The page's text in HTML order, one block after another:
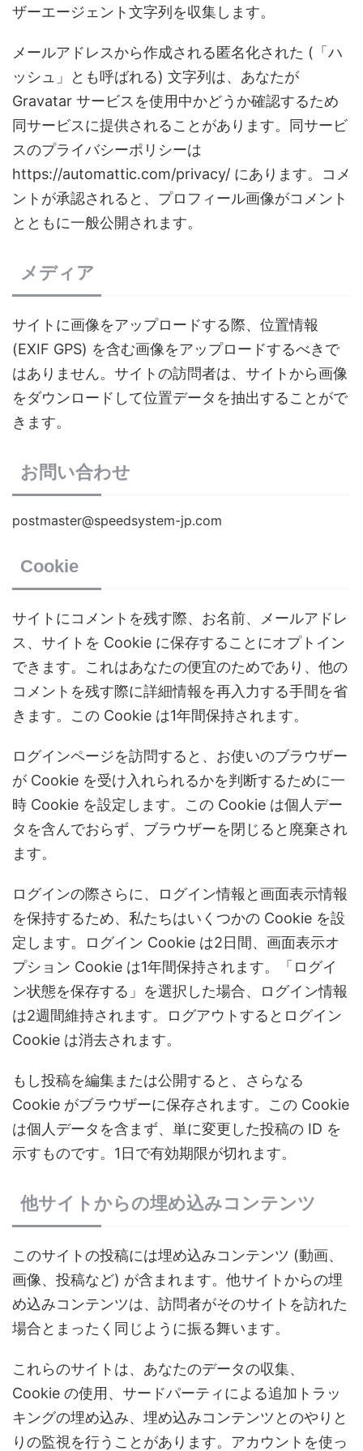
ザーエージェント文字列を収集します。
メールアドレスから作成される匿名化された (「ハ
ッシュ」とも呼ばれる) 文字列は、あなたが
Gravatar サービスを使用中かどうか確認するため
同サービスに提供されることがあります。同サービ
スのプライバシーポリシーは
https://automattic.com/privacy/ にあります。コメ
ントが承認されると、プロフィール画像がコメント
とともに一般公開されます。
メディア
サイトに画像をアップロードする際、位置情報
(EXIF GPS) を含む画像をアップロードするべきで
はありません。サイトの訪問者は、サイトから画像
をダウンロードして位置データを抽出することがで
きます。
お問い合わせ
postmaster@speedsystem-jp.com
Cookie
サイトにコメントを残す際、お名前、メールアドレ
ス、サイトを Cookie に保存することにオプトイン
できます。これはあなたの便宜のためであり、他の
コメントを残す際に詳細情報を再入力する手間を省
きます。この Cookie は1年間保持されます。
ログインページを訪問すると、お使いのブラウザー
が Cookie を受け入れられるかを判断するために一
時 Cookie を設定します。この Cookie は個人デー
タを含んでおらず、ブラウザーを閉じると廃棄され
ます。
ログインの際さらに、ログイン情報と画面表示情報
を保持するため、私たちはいくつかの Cookie を設
定します。ログイン Cookie は2日間、画面表示オ
プション Cookie は1年間保持されます。「ログイ
ン状態を保存する」を選択した場合、ログイン情報
は2週間維持されます。ログアウトするとログイン
Cookie は消去されます。
もし投稿を編集または公開すると、さらなる
Cookie がブラウザーに保存されます。この Cookie
は個人データを含まず、単に変更した投稿の ID を
示すものです。1日で有効期限が切れます。
他サイトからの埋め込みコンテンツ
このサイトの投稿には埋め込みコンテンツ (動画、
画像、投稿など) が含まれます。他サイトからの埋
め込みコンテンツは、訪問者がそのサイトを訪れた
場合とまったく同じように振る舞います。
これらのサイトは、あなたのデータの収集、
Cookie の使用、サードパーティによる追加トラッ
キングの埋め込み、埋め込みコンテンツとのやりと
りの監視を行うことがあります。アカウントを使っ